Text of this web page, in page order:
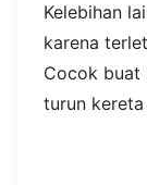
Kelebihan
karena
Cocok buat
turun